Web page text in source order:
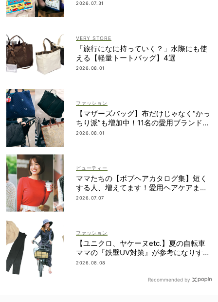
2026.07.31
VERY STORE
「旅行になに持っていく？」水際にも使
える【軽量トートバッグ】4選
2026.08.01
ファッション
【マザーズバッグ】布だけじゃなく“かっ
ちり派”も増加中！11名の愛用ブランド
は？
2026.08.01
ビューティー
ママたちの【ボブヘアカタログ集】短く
する人、増えてます！愛用ヘアケアまで
全部見せ
2026.07.07
ファッション
【ユニクロ、ヤケーヌetc.】夏の自転車
ママの『鉄壁UV対策』が参考になりすぎ
る！
2026.08.08
Recommended by